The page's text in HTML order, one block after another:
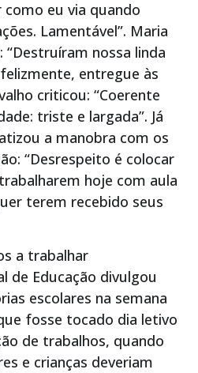
eu via quando
Lamentável”. Maria
nossa linda
entregue às
criticou: “Coerente
triste e largada”. Já
a manobra com os
“Desrespeito é colocar
hoje com aula
terem recebido seus
a trabalhar
de Educação divulgou
escolares na semana
fosse tocado dia letivo
de trabalhos, quando
e crianças deveriam